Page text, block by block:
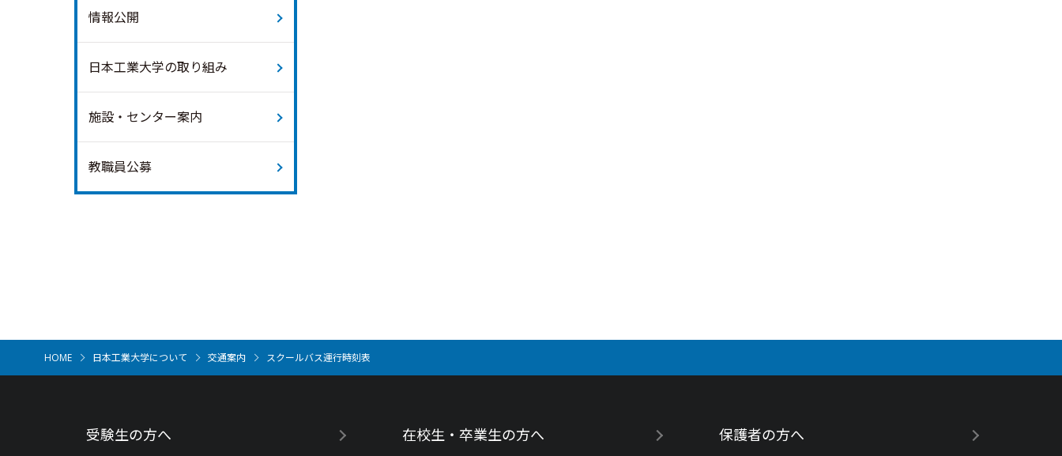
情報公開
日本工業大学の取り組み
施設・センター案内
教職員公募
HOME 日本工業大学について 交通案内 スクールバス運行時刻表
受験生の方へ 在校生・卒業生の方へ 保護者の方へ